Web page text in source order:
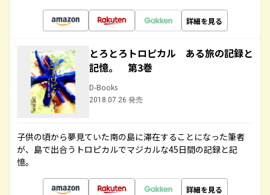
詳細を見る
とろとろトロピカル ある旅の記録と
記憶。 第3巻
D-Books
2018.07.26 発売
子供の頃から夢見ていた南の島に滞在することになった筆者
が、島で出合うトロピカルでマジカルな45日間の記録と記
憶。
詳細を見る